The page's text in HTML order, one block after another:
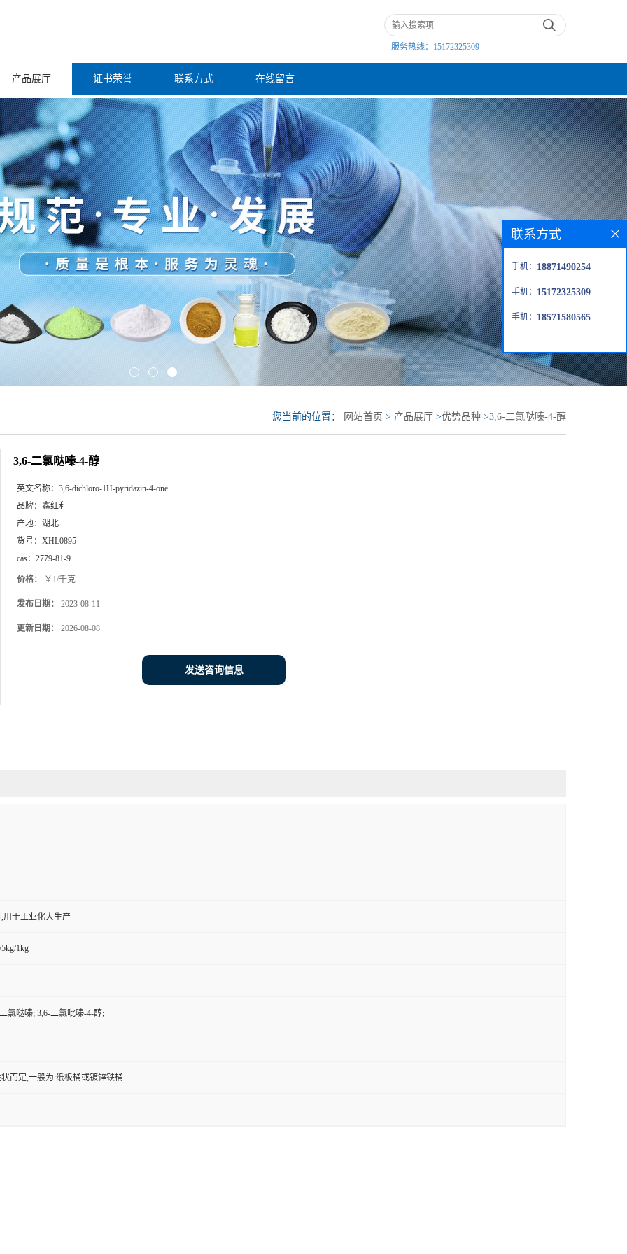
服务热线： 15172325309
产品展厅 证书荣誉 联系方式 在线留言
您当前的位置： 网站首页 > 产品展厅 >优势品种 >3,6-二氯哒嗪-4-醇
3,6-二氯哒嗪-4-醇
英文名称： 3,6-dichloro-1H-pyridazin-4-one
品牌： 鑫红利
产地： 湖北
货号： XHL0895
cas： 2779-81-9
价格： ￥1/千克
发布日期： 2023-08-11
更新日期： 2026-08-08
发送咨询信息
用于工业化大生产
1kg
氯哒嗪; 3,6-二氯吡嗪-4-醇;
而定,一般为:纸板桶或镀锌铁桶
联系方式
手机： 18871490254
手机： 15172325309
手机： 18571580565